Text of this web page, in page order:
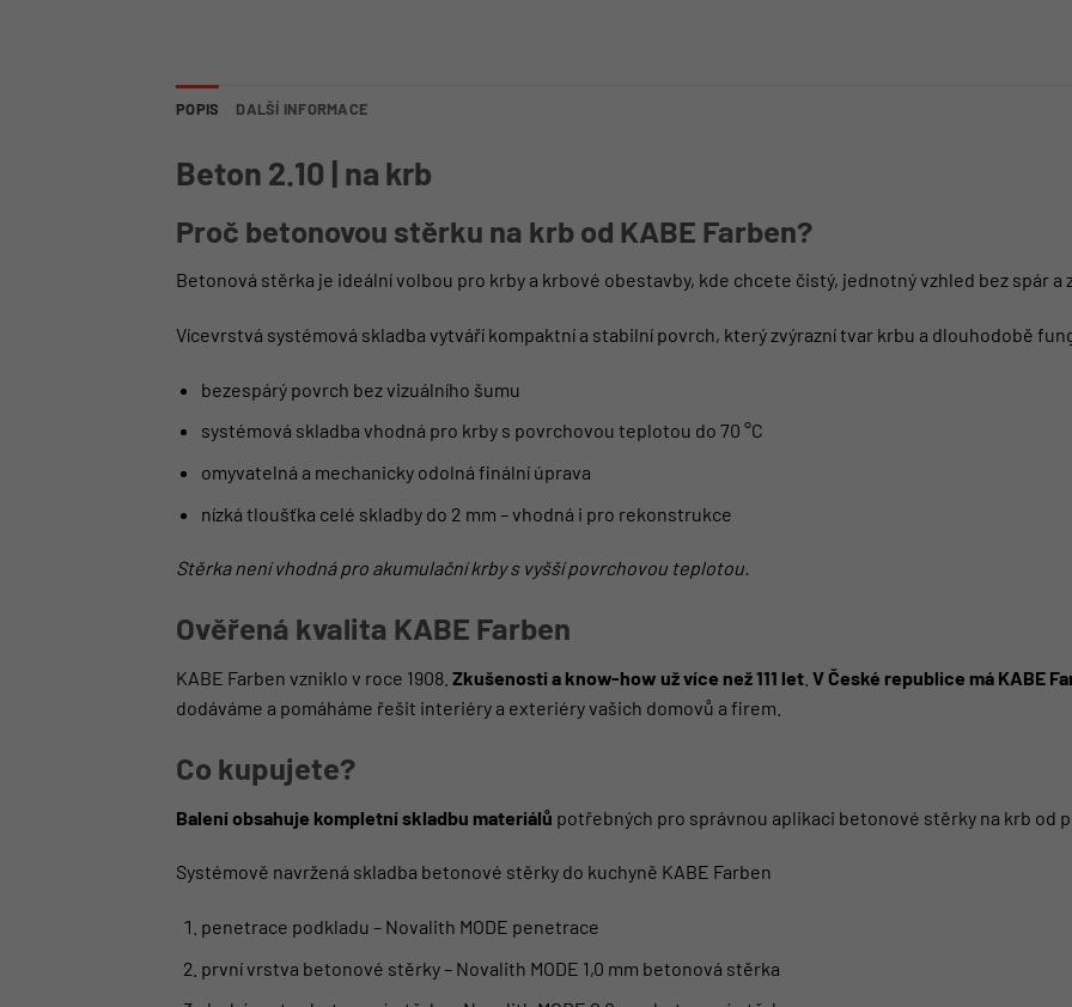
POPIS DALŠÍ INFORMACE
Beton 2.10 | na krb
Proč betonovou stěrku na krb od KABE Farben?
Betonová stěrka je ideální volbou pro krby a krbové obestavby, kde chcete čistý, jednotný vzhled bez spár a
Vícevrstvá systémová skladba vytváří kompaktní a stabilní povrch, který zvýrazní tvar krbu a dlouhodobě
bezespárý povrch bez vizuálního šumu
systémová skladba vhodná pro krby s povrchovou teplotou do 70 °C
omyvatelná a mechanicky odolná finální úprava
nízká tloušťka celé skladby do 2 mm – vhodná i pro rekonstrukce
Stěrka není vhodná pro akumulační krby s vyšší povrchovou teplotou.
Ověřená kvalita KABE Farben
KABE Farben vzniklo v roce 1908. Zkušenosti a know-how už více než 111 let V České republice má KABE
dodáváme a pomáháme řešit interiéry a exteriéry vašich domovů a firem.
Co kupujete?
Balení obsahuje kompletní skladbu materiálů potřebných pro správnou aplikaci betonové stěrky na krb od
Systémově navržená skladba betonové stěrky do kuchyně KABE Farben
penetrace podkladu – Novalith MODE penetrace
první vrstva betonové stěrky – Novalith MODE 1,0 mm betonová stěrka